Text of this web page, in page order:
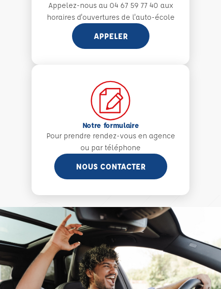
Appelez-nous au 04 67 59 77 40 aux
horaires d'ouvertures de l'auto-école
APPELER
Notre formulaire
Pour prendre rendez-vous en agence
ou par téléphone
NOUS CONTACTER